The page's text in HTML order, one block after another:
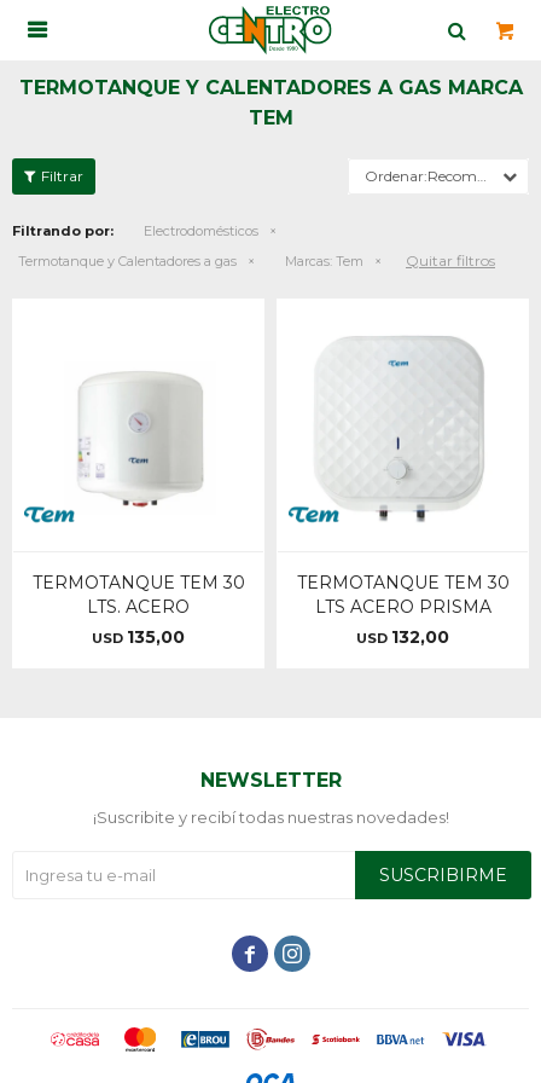

TERMOTANQUE Y CALENTADORES A GAS MARCA
TEM
Recomendados
Filtrando por:
Electrodomésticos
Termotanque y Calentadores a gas
Marcas: Tem Quitar filtros
TERMOTANQUE TEM 30
LTS. ACERO
USD 135,00
TERMOTANQUE TEM 30
LTS ACERO PRISMA
USD 132,00
NEWSLETTER
¡Suscribite y recibí todas nuestras novedades!
SUSCRIBIRME
 